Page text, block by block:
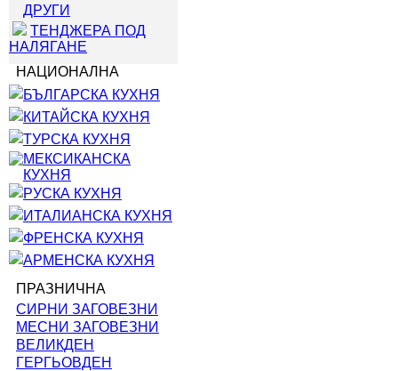
ДРУГИ
ТЕНДЖЕРА ПОД
НАЛЯГАНЕ
НАЦИОНАЛНА
БЪЛГАРСКА КУХНЯ
КИТАЙСКА КУХНЯ
ТУРСКА КУХНЯ
МЕКСИКАНСКА
КУХНЯ
РУСКА КУХНЯ
ИТАЛИАНСКА КУХНЯ
ФРЕНСКА КУХНЯ
АРМЕНСКА КУХНЯ
ПРАЗНИЧНА
СИРНИ ЗАГОВЕЗНИ
МЕСНИ ЗАГОВЕЗНИ
ВЕЛИКДЕН
ГЕРГЬОВДЕН